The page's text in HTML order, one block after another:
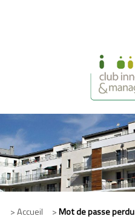
> Accueil >Mot de passe perdu